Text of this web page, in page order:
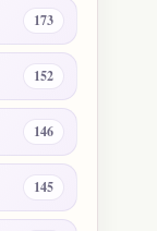
173
152
146
145